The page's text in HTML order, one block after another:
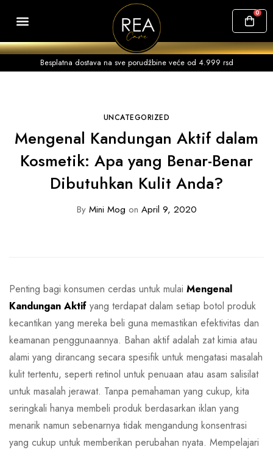
0
Besplatna dostava na sve porudžbine veće od 4.999 rsd
UNCATEGORIZED
Mengenal Kandungan Aktif dalam
Kosmetik: Apa yang Benar-Benar
Dibutuhkan Kulit Anda?
ByMini Mog on April 9, 2020
Penting bagi konsumen cerdas untuk mulai Mengenal
Kandungan Aktif yang terdapat dalam setiap botol produk
kecantikan yang mereka beli guna memastikan efektivitas dan
keamanan penggunaannya. Bahan aktif adalah zat kimia atau
alami yang dirancang secara spesifik untuk mengatasi masalah
kulit tertentu, seperti retinol untuk penuaan atau asam salisilat
untuk masalah jerawat. Tanpa pemahaman yang cukup, kita
seringkali hanya membeli produk berdasarkan iklan yang
menarik namun sebenarnya tidak mengandung konsentrasi
yang cukup untuk memberikan perubahan nyata. Mempelajari